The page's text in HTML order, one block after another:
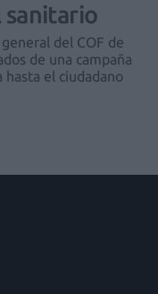
sanitario
del COF de
de una campaña
hasta el ciudadano